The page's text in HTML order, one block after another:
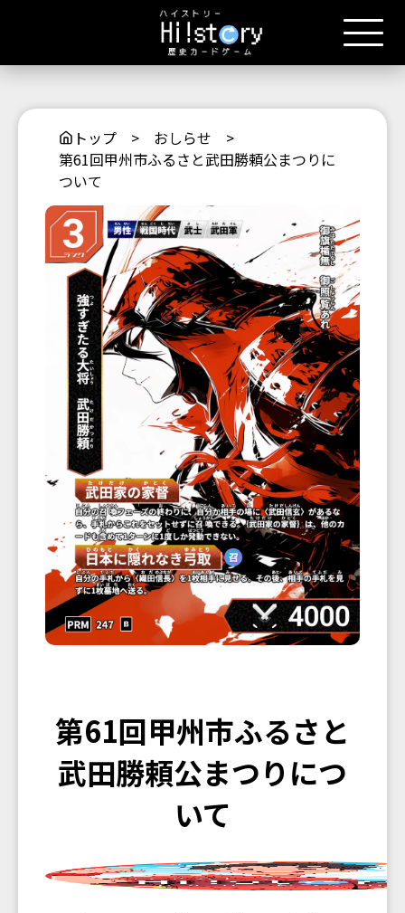
トップ > おしらせ >
第61回甲州市ふるさと武田勝頼公まつりに
ついて
第61回甲州市ふるさと
武田勝頼公まつりにつ
いて